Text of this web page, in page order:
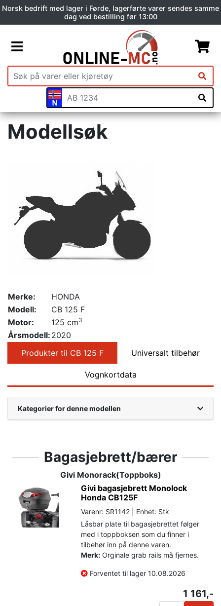
Norsk bedrift med lager i Førde, lagerførte varer sendes samme
dag ved bestilling før 13:00
Modellsøk
Merke:
HONDA
Modell:
CB 125 F
Motor:
125 cm3
Årsmodell: 2020
Produkter til CB 125 F
Universalt tilbehør
Vognkortdata
Kategorier for denne modellen
Bagasjebrett/bærer
Givi Monorack(Toppboks)
Givi bagasjebrett Monolock
Honda CB125F
Varenr: SR1142 | Enhet: Stk
Låsbar plate til bagasjebrettet følger
med i toppboksen som du finner i
tilbehør inn på denne varen.
Merk: Orginale grab rails må fjernes.
Forventet til lager 10.08.2026
1 161,-